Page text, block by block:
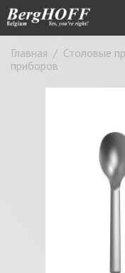
Главная / Столовые
приборов